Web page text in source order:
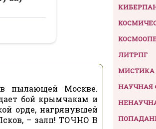
пылающей Москве.
бой крымчакам и
орде, нагрянувшей
– залп! ТОЧНО В
ЛИТРПГ
МИСТИКА
НАУЧНАЯ